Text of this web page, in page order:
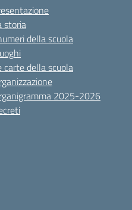
storia
della scuola
carte della scuola
2025-2026